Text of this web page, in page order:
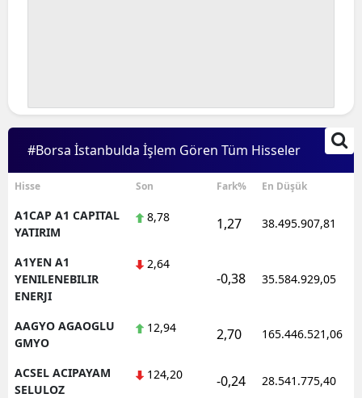
Çankırı
Çorum
Denizli
Diyarbakır
Elazığ
Eskişehir
#Borsa İstanbulda İşlem Gören Tüm Hisseler
Hisse Son Fark% En Düşük
A1CAP A1 CAPITAL
YATIRIM
8,78 1,27 38.495.907,81
A1YEN A1
YENILENEBILIR
ENERJI
2,64
-0,38 35.584.929,05
AAGYO AGAOGLU
GMYO
12,94 2,70 165.446.521,06
ACSEL ACIPAYAM
SELULOZ
124,20 -0,24 28.541.775,40